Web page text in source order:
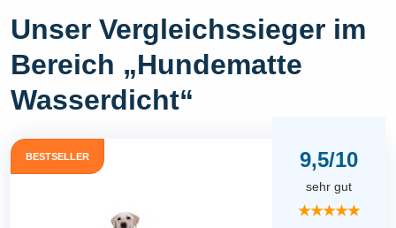
Unser Vergleichssieger im
Bereich „Hundematte
Wasserdicht“
BESTSELLER 9,5/10
sehr gut
★★★★★